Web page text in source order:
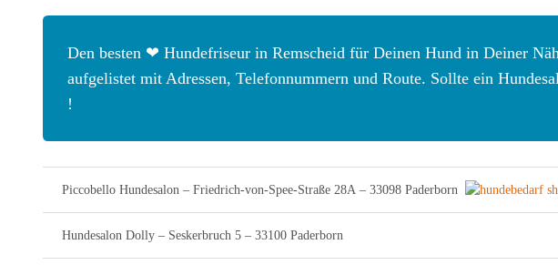
Den besten ❤ Hundefriseur in Remscheid für Deinen Hund in Deiner
aufgelistet mit Adressen, Telefonnummern und Route. Sollte ein
!
Piccobello Hundesalon – Friedrich-von-Spee-Straße 28A – 33098 Paderborn
Hundesalon Dolly – Seskerbruch 5 – 33100 Paderborn